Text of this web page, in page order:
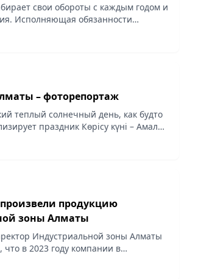
свои обороты с каждым годом и
Исполняющая обязанности
развития молодежной политики
– фоторепортаж
теплый солнечный день, как будто
праздник Көрісу күні – Амал
продукцию
зоны Алматы
Индустриальной зоны Алматы
в 2023 году компании в
продукцию на 796,6 млрд